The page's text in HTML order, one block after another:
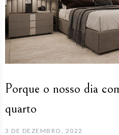
Porque o nosso dia
quarto
3 DE DEZEMBRO, 2022